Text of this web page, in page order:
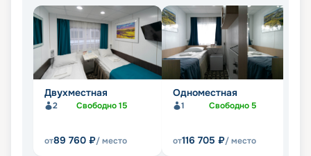
Двухместная
2 Свободно15
от89 760 ₽/ место
Одноместная
1 Свободно5
от116 705 ₽/ место